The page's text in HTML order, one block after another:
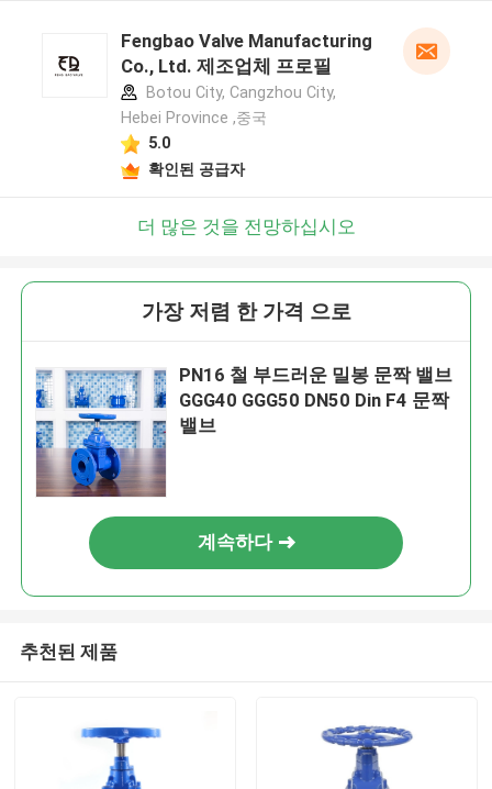
Fengbao Valve Manufacturing
Co., Ltd. 제조업체 프로필
Botou City, Cangzhou City,
Hebei Province ,중국
5.0
확인된 공급자
더 많은 것을 전망하십시오
가장 저렴 한 가격 으로
PN16 철 부드러운 밀봉 문짝 밸브
GGG40 GGG50 DN50 Din F4 문짝
밸브
계속하다
추천된 제품